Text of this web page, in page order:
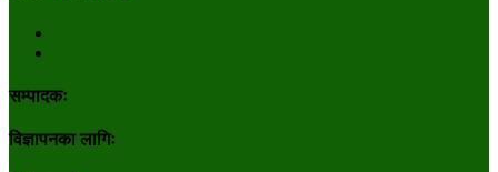
सम्पादकः
विज्ञापनका लागिः